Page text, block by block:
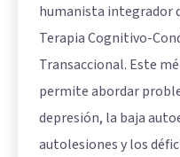
humanista integrador
Terapia Cognitivo-
Transaccional. Este
permite abordar
depresión, la baja
autolesiones y los